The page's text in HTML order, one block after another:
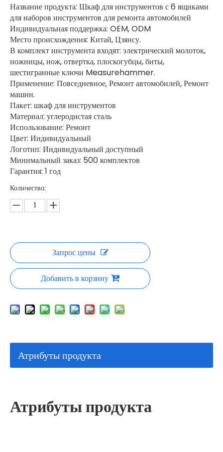
Название продукта: Шкаф для инструментов с 6 ящиками
для наборов инструментов для ремонта автомобилей
Индивидуальная поддержка: OEM, ODM
Место происхождения: Китай, Цзянсу.
В комплект инструмента входят: электрический молоток,
ножницы, нож, отвертка, плоскогубцы, биты,
шестигранные ключи Measurehammer.
Применение: Повседневное, Ремонт автомобилей, Ремонт
машин.
Пакет: шкаф для инструментов
Материал: углеродистая сталь
Использование: Ремонт
Цвет: Индивидуальный
Логотип: Индивидуальный доступный
Минимальный заказ: 500 комплектов
Гарантия: 1 год
Количество:
Запрос цены
Добавить в корзину
Атрибуты продукта
Атрибуты продукта